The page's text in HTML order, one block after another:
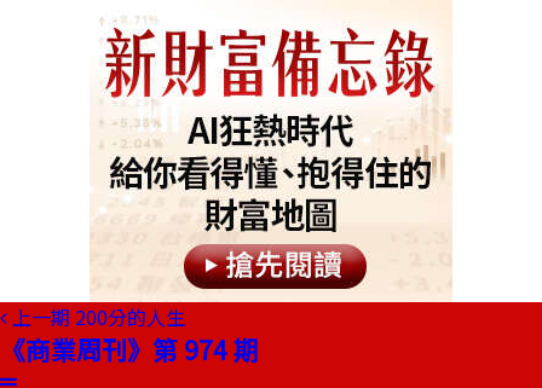
上一期 200分的人生
《商業周刊》第 974 期